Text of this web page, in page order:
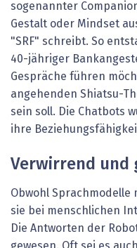
sogenannter
Gestalt oder Mindset
"SRF" schreibt. So
40-jähriger
Gespräche führen
angehenden Shiatsu-
sein soll. Die Chatbots
ihre
Verwirrend und
Obwohl Sprachmodelle
sie bei menschlichen
Die Antworten der